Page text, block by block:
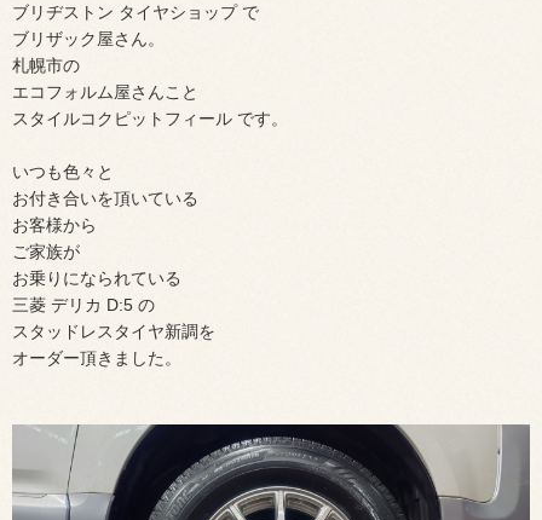
ブリヂストン タイヤショップ で
ブリザック屋さん。
札幌市の
エコフォルム屋さんこと
スタイルコクピットフィール です。
いつも色々と
お付き合いを頂いている
お客様から
ご家族が
お乗りになられている
三菱 デリカ D:5 の
スタッドレスタイヤ新調を
オーダー頂きました。